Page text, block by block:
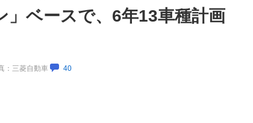
ベースで、6年13車種計画
：三菱自動車 40